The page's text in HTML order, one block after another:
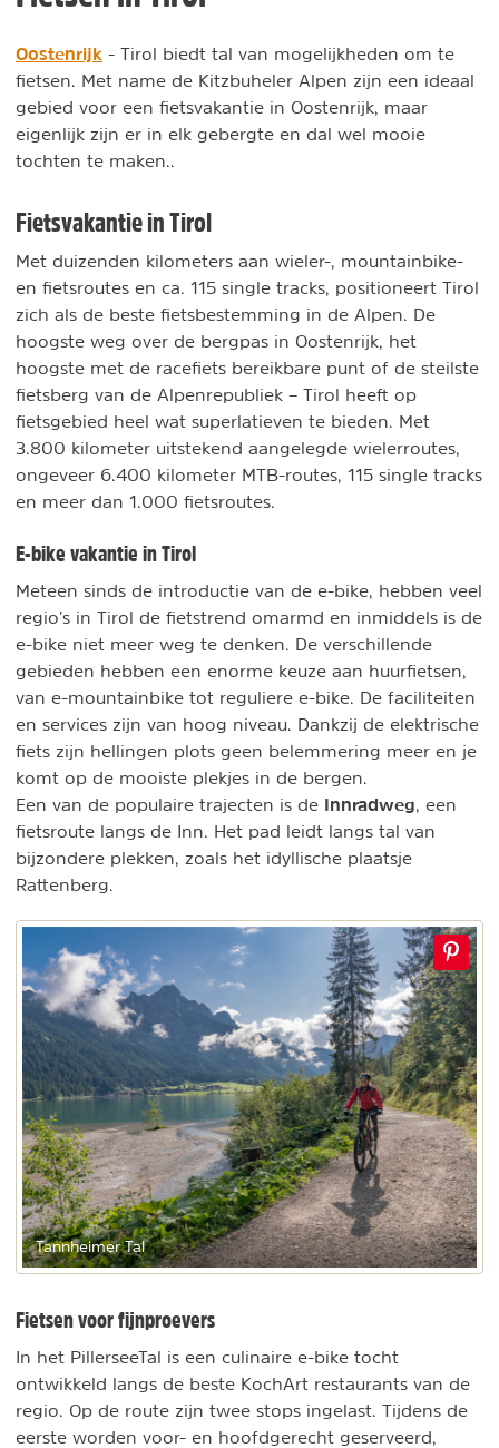
Oostenrijk - Tirol biedt tal van mogelijkheden om te
fietsen. Met name de Kitzbuheler Alpen zijn een ideaal
gebied voor een fietsvakantie in Oostenrijk, maar
eigenlijk zijn er in elk gebergte en dal wel mooie
tochten te maken..
Fietsvakantie in Tirol
Met duizenden kilometers aan wieler-, mountainbike-
en fietsroutes en ca. 115 single tracks, positioneert Tirol
zich als de beste fietsbestemming in de Alpen. De
hoogste weg over de bergpas in Oostenrijk, het
hoogste met de racefiets bereikbare punt of de steilste
fietsberg van de Alpenrepubliek – Tirol heeft op
fietsgebied heel wat superlatieven te bieden. Met
3.800 kilometer uitstekend aangelegde wielerroutes,
ongeveer 6.400 kilometer MTB-routes, 115 single tracks
en meer dan 1.000 fietsroutes.
E-bike vakantie in Tirol
Meteen sinds de introductie van de e-bike, hebben veel
regio’s in Tirol de fietstrend omarmd en inmiddels is de
e-bike niet meer weg te denken. De verschillende
gebieden hebben een enorme keuze aan huurfietsen,
van e-mountainbike tot reguliere e-bike. De faciliteiten
en services zijn van hoog niveau. Dankzij de elektrische
fiets zijn hellingen plots geen belemmering meer en je
komt op de mooiste plekjes in de bergen.
Een van de populaire trajecten is de Innradweg , een
fietsroute langs de Inn. Het pad leidt langs tal van
bijzondere plekken, zoals het idyllische plaatsje
Rattenberg.
Tannheimer Tal
Fietsen voor fijnproevers
In het PillerseeTal is een culinaire e-bike tocht
ontwikkeld langs de beste KochArt restaurants van de
regio. Op de route zijn twee stops ingelast. Tijdens de
eerste worden voor- en hoofdgerecht geserveerd,